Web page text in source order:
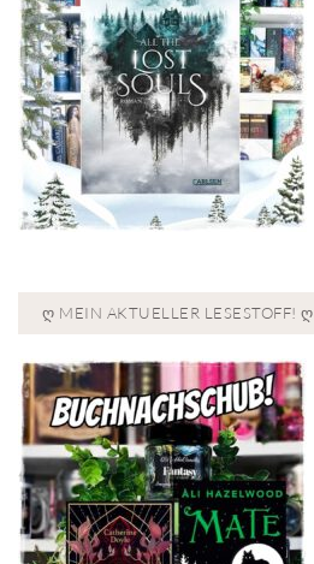
Ღ MEIN AKTUELLER LESESTOFF! Ღ